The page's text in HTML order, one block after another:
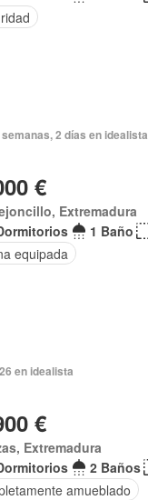
2 días en idealista
€
Extremadura
1 Baño
equipada
en idealista
€
Extremadura
2 Baños
amueblado